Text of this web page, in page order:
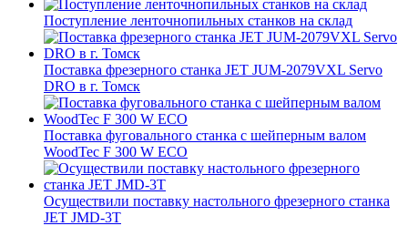
Поступление ленточнопильных станков на склад
Поставка фрезерного станка JET JUM-2079VXL Servo
DRO в г. Томск
Поставка фуговального станка с шейперным валом
WoodTec F 300 W ECO
Осуществили поставку настольного фрезерного станка
JET JMD-3T